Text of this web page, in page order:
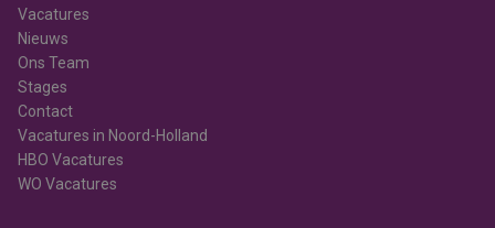
Vacatures
Nieuws
Ons Team
Stages
Contact
Vacatures in Noord-Holland
HBO Vacatures
WO Vacatures